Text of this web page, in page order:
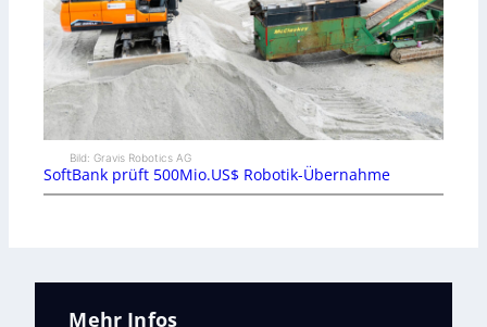
Bild: Gravis Robotics AG
SoftBank prüft 500Mio.US$ Robotik-Übernahme
Mehr Infos